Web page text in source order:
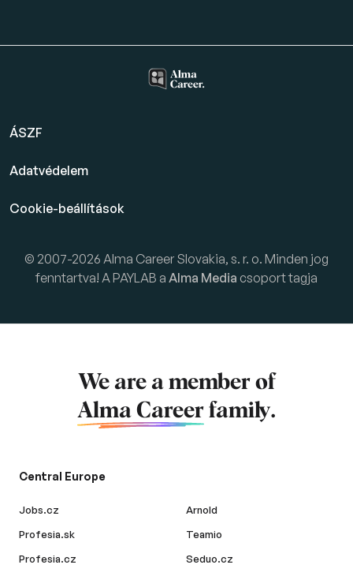
ÁSZF
Adatvédelem
Cookie-beállítások
© 2007-2026 Alma Career Slovakia, s. r. o. Minden jog
fenntartva! A PAYLAB a Alma Media csoport tagja
We are a member of
Alma Career family.
Central Europe
Jobs.cz
Profesia.sk
Profesia.cz
Arnold
Teamio
Seduo.cz